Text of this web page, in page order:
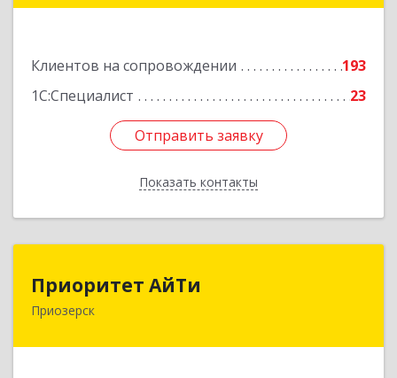
Клиентов на сопровождении
193
1С:Специалист
23
Отправить заявку
Показать контакты
Отправить заявку
Назад
Приоритет АйТи
Приозерск
188760, Ленинградская обл, Приозерский р-н,